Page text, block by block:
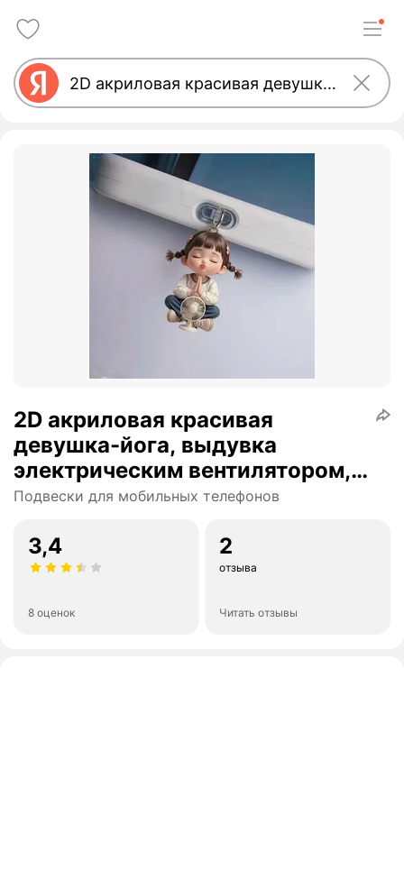
2D акриловая красивая
девушка-йога, выдувка
электрическим вентилятором,
пылезащитная For type-C
Подвески для мобильных телефонов
3,4
8 оценок
2
отзыва
Читать отзывы